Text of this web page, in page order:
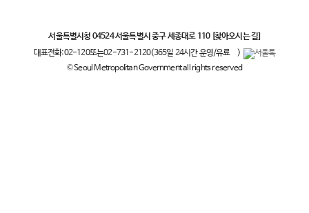
서울특별시청 04524 서울특별시 중구 세종대로 110 [찾아오시는 길]
대표전화:02-120또는02-731-2120(365일 24시간 운영/유료
)
© Seoul Metropolitan Government all rights reserved